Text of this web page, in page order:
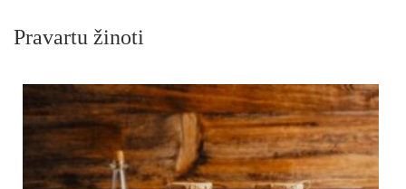
Pravartu žinoti